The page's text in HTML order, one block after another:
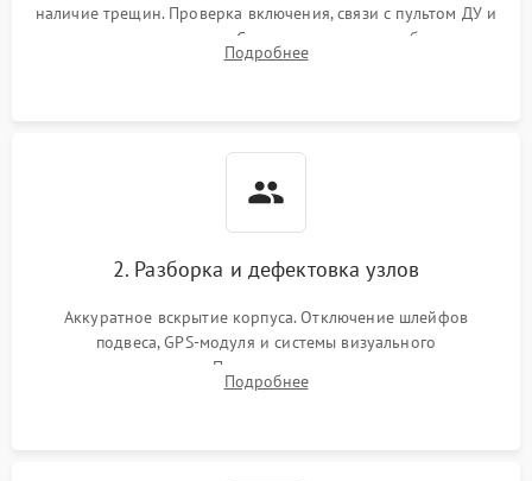
наличие трещин. Проверка включения, связи с пультом ДУ и
передачи видеосигнала. Считывание логов ошибок через
полетное ПО для определения характера неисправности.
Подробнее
2. Разборка и дефектовка узлов
Аккуратное вскрытие корпуса. Отключение шлейфов
подвеса, GPS-модуля и системы визуального
позиционирования. Проверка полетного контроллера,
регуляторов оборотов (ESC) и бесколлекторных моторов на
Подробнее